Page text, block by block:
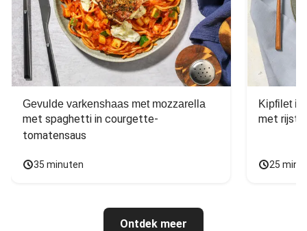
Gevulde varkenshaas met mozzarella
met spaghetti in courgette-
tomatensaus
35 minuten
Kipfilet in
met rijst,
25
Ontdek meer